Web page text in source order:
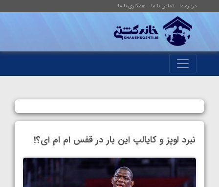
درباره ما تماس با ما همکاری با ما
نبرد لوپز و کایالپ این بار در قفس ام ام ای؟!